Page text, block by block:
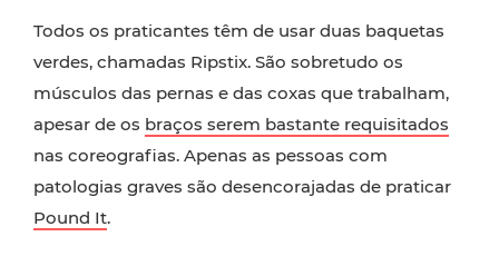
Todos os praticantes têm de usar duas baquetas
verdes, chamadas Ripstix. São sobretudo os
músculos das pernas e das coxas que trabalham,
apesar de os braços serem bastante requisitados
nas coreografias. Apenas as pessoas com
patologias graves são desencorajadas de praticar
Pound It.